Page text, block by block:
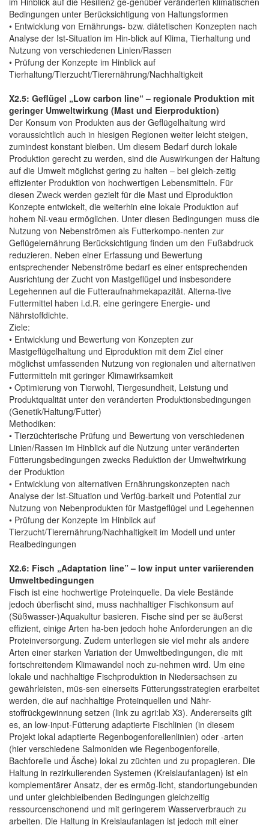
Bedingungen unter Berücksichtigung von Haltungsformen
• Entwicklung von Ernährungs- bzw. diätetischen Konzepten nach
Analyse der Ist-Situation im Hin-blick auf Klima, Tierhaltung und
Nutzung von verschiedenen Linien/Rassen
• Prüfung der Konzepte im Hinblick auf
Tierhaltung/Tierzucht/Tierernährung/Nachhaltigkeit
X2.5: Geflügel „Low carbon line“ – regionale Produktion mit
geringer Umweltwirkung (Mast und Eierproduktion)
Der Konsum von Produkten aus der Geflügelhaltung wird
voraussichtlich auch in hiesigen Regionen weiter leicht steigen,
zumindest konstant bleiben. Um diesem Bedarf durch lokale
Produktion gerecht zu werden, sind die Auswirkungen der Haltung
auf die Umwelt möglichst gering zu halten – bei gleich-zeitig
effizienter Produktion von hochwertigen Lebensmitteln. Für
diesen Zweck werden gezielt für die Mast und Eiproduktion
Konzepte entwickelt, die weiterhin eine lokale Produktion auf
hohem Ni-veau ermöglichen. Unter diesen Bedingungen muss die
Nutzung von Nebenströmen als Futterkompo-nenten zur
Geflügelernährung Berücksichtigung finden um den Fußabdruck
reduzieren. Neben einer Erfassung und Bewertung
entsprechender Nebenströme bedarf es einer entsprechenden
Ausrichtung der Zucht von Mastgeflügel und insbesondere
Legehennen auf die Futteraufnahmekapazität. Alterna-tive
Futtermittel haben i.d.R. eine geringere Energie- und
Nährstoffdichte.
Ziele:
• Entwicklung und Bewertung von Konzepten zur
Mastgeflügelhaltung und Eiproduktion mit dem Ziel einer
möglichst umfassenden Nutzung von regionalen und alternativen
Futtermitteln mit geringer Klimawirksamkeit
• Optimierung von Tierwohl, Tiergesundheit, Leistung und
Produktqualität unter den veränderten Produktionsbedingungen
(Genetik/Haltung/Futter)
Methodiken:
• Tierzüchterische Prüfung und Bewertung von verschiedenen
Linien/Rassen im Hinblick auf die Nutzung unter veränderten
Fütterungsbedingungen zwecks Reduktion der Umweltwirkung
der Produktion
• Entwicklung von alternativen Ernährungskonzepten nach
Analyse der Ist-Situation und Verfüg-barkeit und Potential zur
Nutzung von Nebenprodukten für Mastgeflügel und Legehennen
• Prüfung der Konzepte im Hinblick auf
Tierzucht/Tierernährung/Nachhaltigkeit im Modell und unter
Realbedingungen
X2.6: Fisch „Adaptation line” – low input unter variierenden
Umweltbedingungen
Fisch ist eine hochwertige Proteinquelle. Da viele Bestände
jedoch überfischt sind, muss nachhaltiger Fischkonsum auf
(Süßwasser-)Aquakultur basieren. Fische sind per se äußerst
effizient, einige Arten ha-ben jedoch hohe Anforderungen an die
Proteinversorgung. Zudem unterliegen sie viel mehr als andere
Arten einer starken Variation der Umweltbedingungen, die mit
fortschreitendem Klimawandel noch zu-nehmen wird. Um eine
lokale und nachhaltige Fischproduktion in Niedersachsen zu
gewährleisten, müs-sen einerseits Fütterungsstrategien erarbeitet
werden, die auf nachhaltige Proteinquellen und Nähr-
stoffrückgewinnung setzen (link zu agri:lab X3). Andererseits gilt
es, an low-input-Fütterung adaptierte Fischlinien (in diesem
Projekt lokal adaptierte Regenbogenforellenlinien) oder -arten
(hier verschiedene Salmoniden wie Regenbogenforelle,
Bachforelle und Äsche) lokal zu züchten und zu propagieren. Die
Haltung in rezirkulierenden Systemen (Kreislaufanlagen) ist ein
komplementärer Ansatz, der es ermög-licht, standortungebunden
und unter gleichbleibenden Bedingungen gleichzeitig
ressourcenschonend und mit geringerem Wasserverbrauch zu
arbeiten. Die Haltung in Kreislaufanlagen ist jedoch mit einer